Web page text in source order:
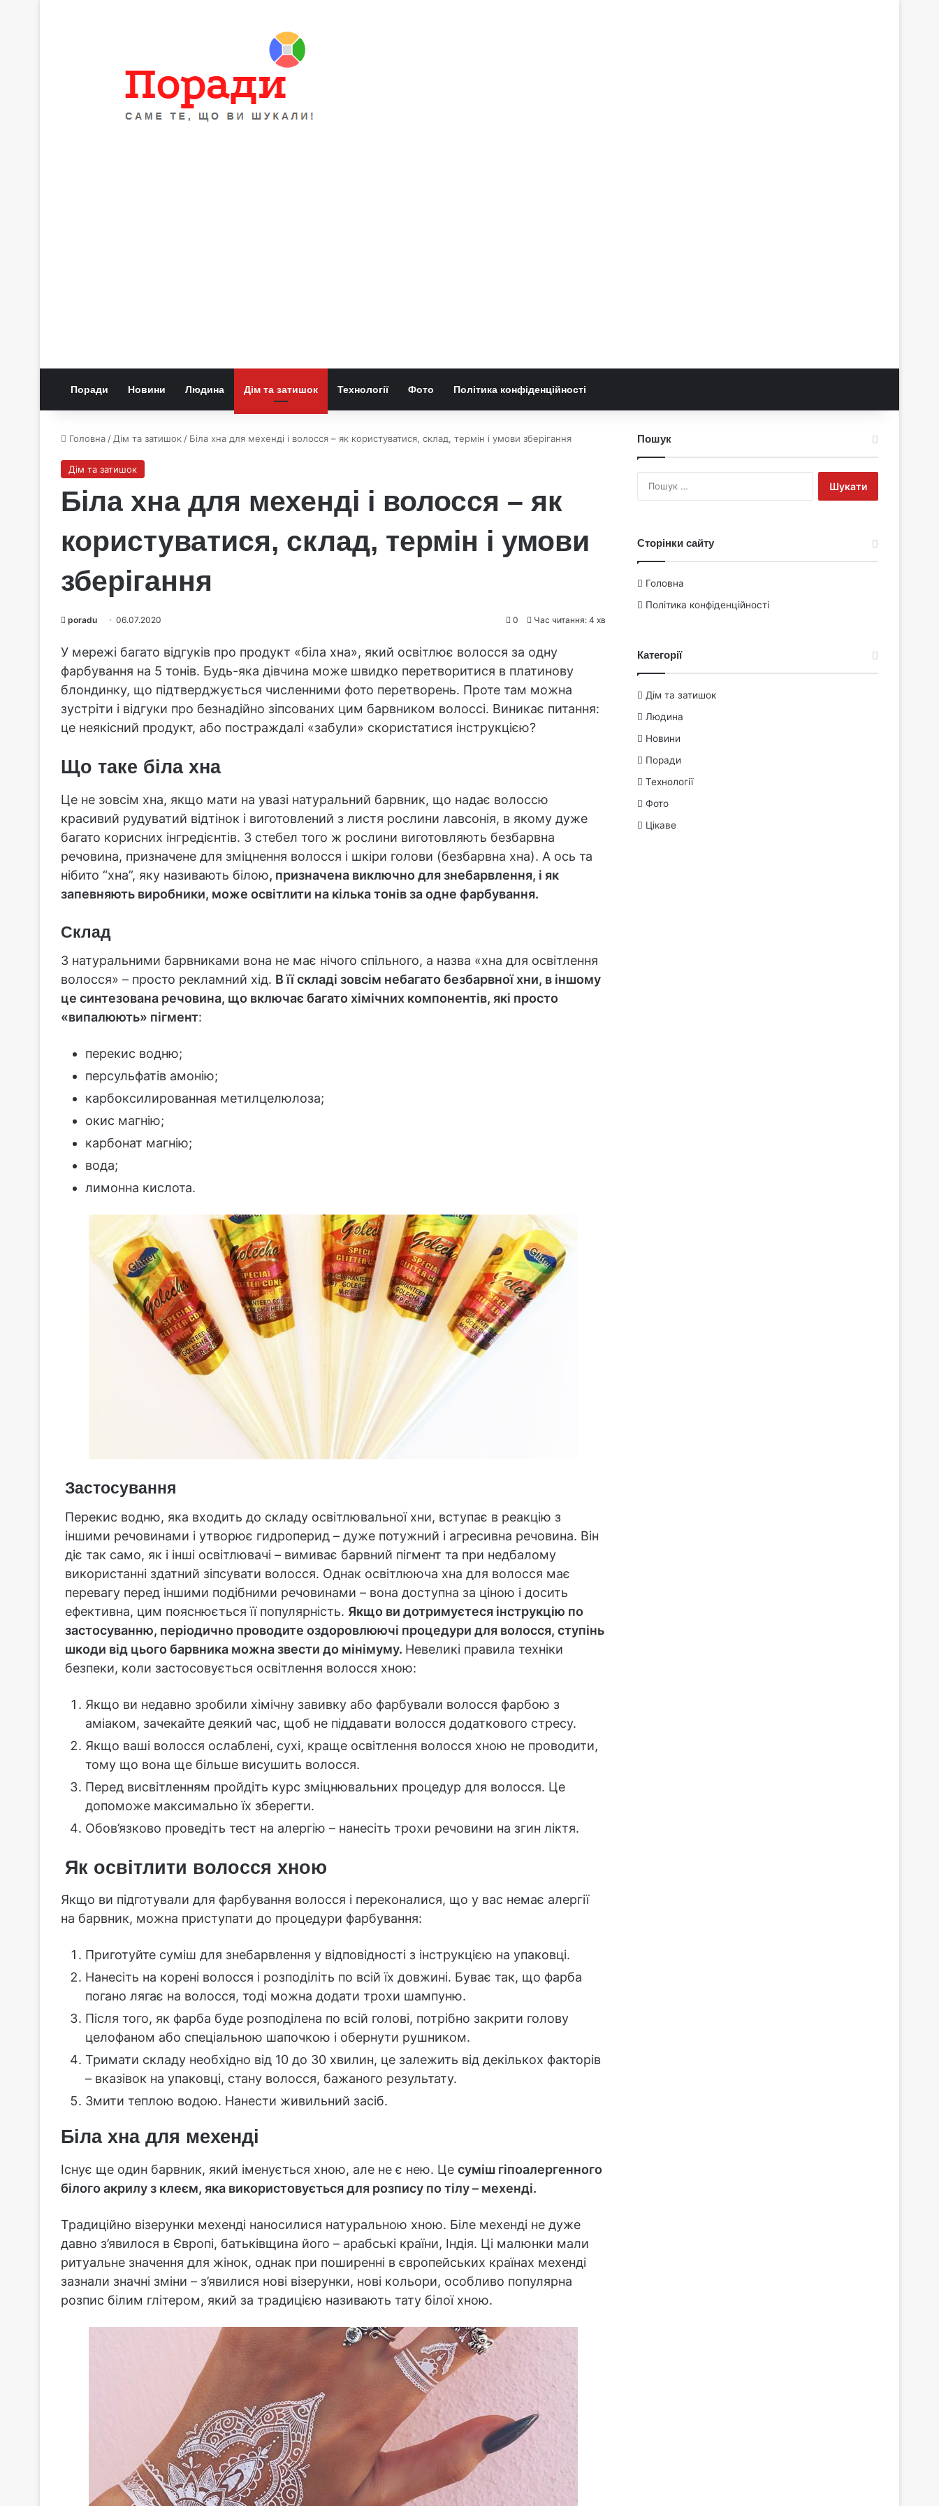
Поради Новини Людина Дім та затишок Технології Фото Політика конфіденційності
Головна / Дім та затишок / Біла хна для мехенді і волосся – як користуватися, склад, термін і умови зберігання
Дім та затишок
Біла хна для мехенді і волосся – як
користуватися, склад, термін і умови
зберігання
poradu 06.07.2020 0 Час читання: 4 хв
У мережі багато відгуків про продукт «біла хна», який освітлює волосся за одну
фарбування на 5 тонів. Будь-яка дівчина може швидко перетворитися в платинову
блондинку, що підтверджується численними фото перетворень. Проте там можна
зустріти і відгуки про безнадійно зіпсованих цим барвником волоссі. Виникає питання:
це неякісний продукт, або постраждалі «забули» скористатися інструкцією?
Що таке біла хна
Це не зовсім хна, якщо мати на увазі натуральний барвник, що надає волоссю
красивий рудуватий відтінок і виготовлений з листя рослини лавсонія, в якому дуже
багато корисних інгредієнтів. З стебел того ж рослини виготовляють безбарвна
речовина, призначене для зміцнення волосся і шкіри голови (безбарвна хна). А ось та
нібито “хна”, яку називають білою, призначена виключно для знебарвлення, і як
запевняють виробники, може освітлити на кілька тонів за одне фарбування.
Склад
З натуральними барвниками вона не має нічого спільного, а назва «хна для освітлення
волосся» – просто рекламний хід. В її складі зовсім небагато безбарвної хни, в іншому
це синтезована речовина, що включає багато хімічних компонентів, які просто
«випалюють» пігмент:
перекис водню;
персульфатів амонію;
карбоксилированная метилцелюлоза;
окис магнію;
карбонат магнію;
вода;
лимонна кислота.
Застосування
Перекис водню, яка входить до складу освітлювальної хни, вступає в реакцію з
іншими речовинами і утворює гидроперид – дуже потужний і агресивна речовина. Він
діє так само, як і інші освітлювачі – вимиває барвний пігмент та при недбалому
використанні здатний зіпсувати волосся. Однак освітлююча хна для волосся має
перевагу перед іншими подібними речовинами – вона доступна за ціною і досить
ефективна, цим пояснюється її популярність. Якщо ви дотримуєтеся інструкцію по
застосуванню, періодично проводите оздоровлюючі процедури для волосся, ступінь
шкоди від цього барвника можна звести до мінімуму. Невеликі правила техніки
безпеки, коли застосовується освітлення волосся хною:
Якщо ви недавно зробили хімічну завивку або фарбували волосся фарбою з
аміаком, зачекайте деякий час, щоб не піддавати волосся додаткового стресу.
Якщо ваші волосся ослаблені, сухі, краще освітлення волосся хною не проводити,
тому що вона ще більше висушить волосся.
Перед висвітленням пройдіть курс зміцнювальних процедур для волосся. Це
допоможе максимально їх зберегти.
Обов’язково проведіть тест на алергію – нанесіть трохи речовини на згин ліктя.
Як освітлити волосся хною
Якщо ви підготували для фарбування волосся і переконалися, що у вас немає алергії
на барвник, можна приступати до процедури фарбування:
Приготуйте суміш для знебарвлення у відповідності з інструкцією на упаковці.
Нанесіть на корені волосся і розподіліть по всій їх довжині. Буває так, що фарба
погано лягає на волосся, тоді можна додати трохи шампуню.
Після того, як фарба буде розподілена по всій голові, потрібно закрити голову
целофаном або спеціальною шапочкою і обернути рушником.
Тримати складу необхідно від 10 до 30 хвилин, це залежить від декількох факторів
– вказівок на упаковці, стану волосся, бажаного результату.
Змити теплою водою. Нанести живильний засіб.
Біла хна для мехенді
Існує ще один барвник, який іменується хною, але не є нею. Це суміш гіпоалергенного
білого акрилу з клеєм, яка використовується для розпису по тілу – мехенді.
Традиційно візерунки мехенді наносилися натуральною хною. Біле мехенді не дуже
давно з’явилося в Європі, батьківщина його – арабські країни, Індія. Ці малюнки мали
ритуальне значення для жінок, однак при поширенні в європейських країнах мехенді
зазнали значні зміни – з’явилися нові візерунки, нові кольори, особливо популярна
розпис білим глітером, який за традицією називають тату білої хною.
Пошук
Сторінки сайту
Головна
Політика конфіденційності
Категорії
Дім та затишок
Людина
Новини
Поради
Технології
Фото
Цікаве